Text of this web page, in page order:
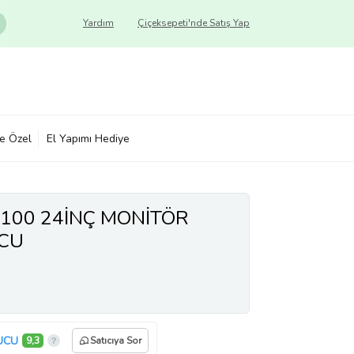
Çiçeksepeti'nde Satış Yap
Yardım
Özel El Yapımı Hediye
24İNÇ MONİTÖR
9,3 Satıcıya Sor